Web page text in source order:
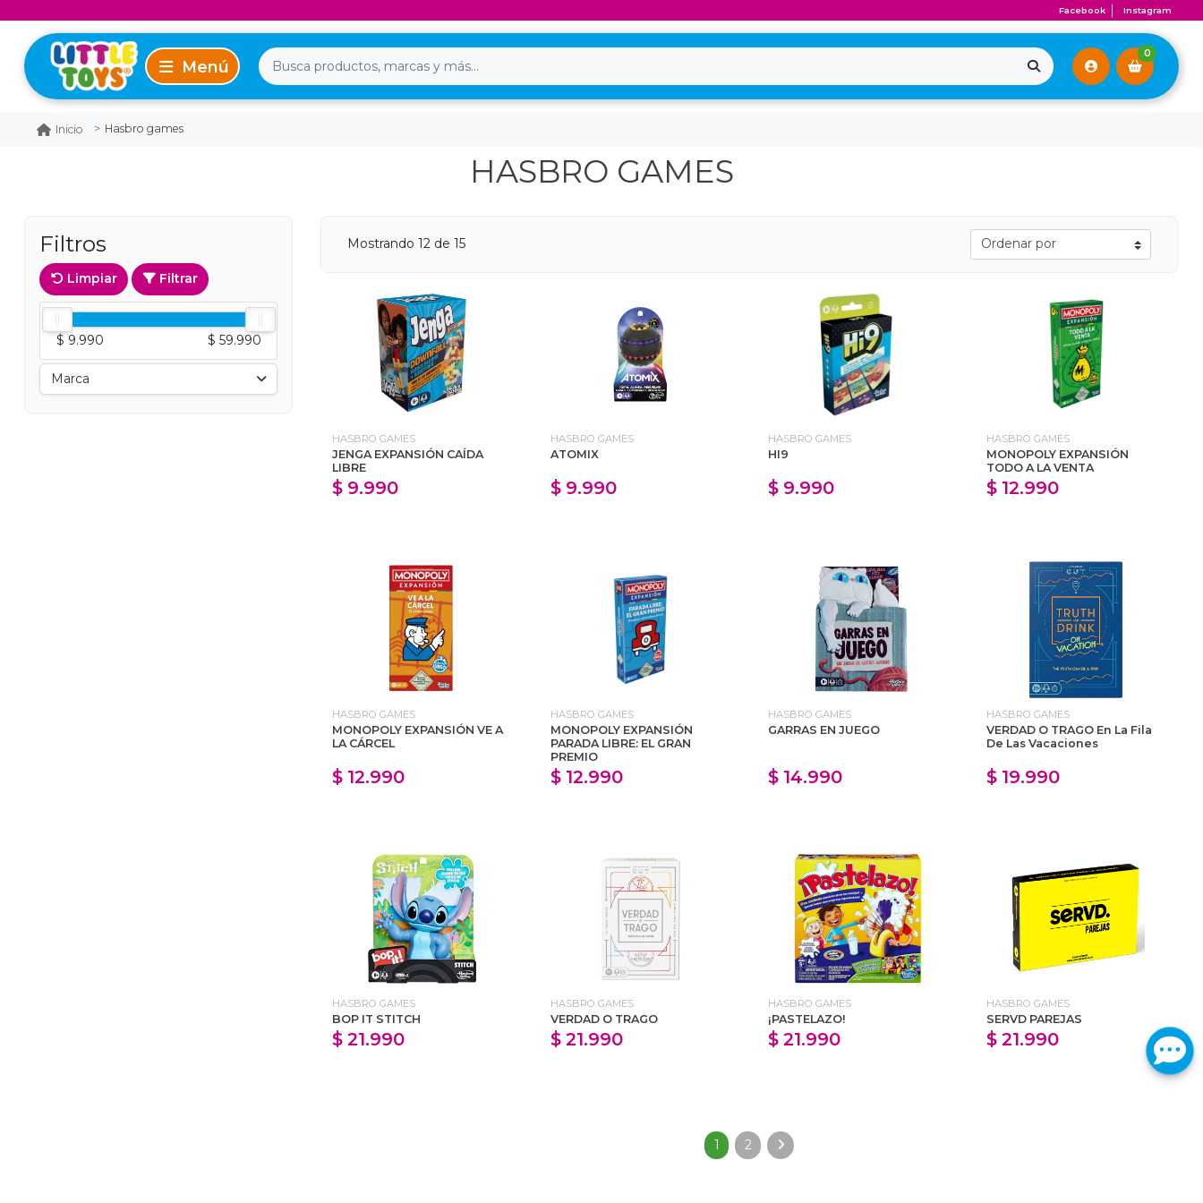
Facebook Instagram
0
Inicio Hasbro games
HASBRO GAMES
Filtros
Limpiar Filtrar
$ 9.990 $ 59.990
Marca
Mostrando 12 de 15
HASBRO GAMES
JENGA EXPANSIÓN CAÍDA
LIBRE
$ 9.990
HASBRO GAMES
ATOMIX
$ 9.990
HASBRO GAMES
HI9
$ 9.990
HASBRO GAMES
MONOPOLY EXPANSIÓN
TODO A LA VENTA
$ 12.990
HASBRO GAMES
MONOPOLY EXPANSIÓN VE A
LA CÁRCEL
$ 12.990
HASBRO GAMES
MONOPOLY EXPANSIÓN
PARADA LIBRE: EL GRAN
PREMIO
$ 12.990
HASBRO GAMES
GARRAS EN JUEGO
$ 14.990
HASBRO GAMES
VERDAD O TRAGO En La Fila
De Las Vacaciones
$ 19.990
HASBRO GAMES
BOP IT STITCH
$ 21.990
HASBRO GAMES
VERDAD O TRAGO
$ 21.990
HASBRO GAMES
¡PASTELAZO!
$ 21.990
HASBRO GAMES
SERVD PAREJAS
$ 21.990
1 2